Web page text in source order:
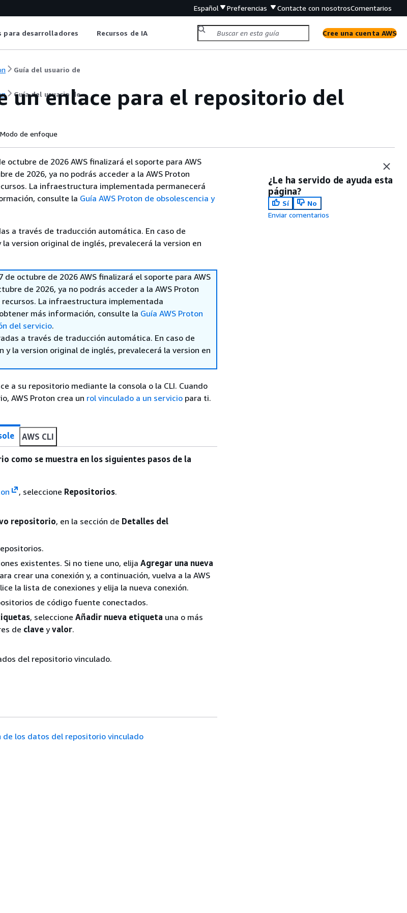
Español Preferencias Contacte con nosotrosComentarios
para desarrolladores Recursos de IA Cree una cuenta AWS
Guía del usuario de
Guía del usuario de
un enlace para el repositorio del
Modo de enfoque
octubre de 2026 AWS finalizará el soporte para AWS
de 2026, ya no podrás acceder a la AWS Proton
La infraestructura implementada permanecerá
consulte la Guía AWS Proton de obsolescencia y
a través de traducción automática. En caso de
version original de inglés, prevalecerá la version en
octubre de 2026 AWS finalizará el soporte para AWS
de 2026, ya no podrás acceder a la AWS Proton
recursos. La infraestructura implementada
más información, consulte la Guía AWS Proton
del servicio.
a través de traducción automática. En caso de
la version original de inglés, prevalecerá la version en
a su repositorio mediante la consola o la CLI. Cuando
AWS Proton crea un rol vinculado a un servicio para ti.
AWS CLI
como se muestra en los siguientes pasos de la
, seleccione Repositorios.
repositorio, en la sección de Detalles del
existentes. Si no tiene uno, elija Agregar una nueva
crear una conexión y, a continuación, vuelva a la AWS
la lista de conexiones y elija la nueva conexión.
de código fuente conectados.
, seleccione Añadir nueva etiqueta una o más
de clave yvalor.
del repositorio vinculado.
¿Le ha servido de ayuda esta
página?
Sí
No
Enviar comentarios
de los datos del repositorio vinculado